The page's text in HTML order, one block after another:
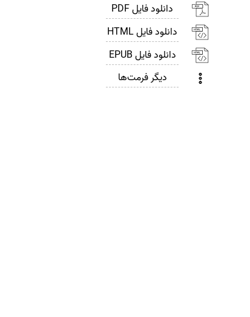
دانلود فایل PDF
دانلود فایل HTML
دانلود فایل EPUB
دیگر فرمت‌ها